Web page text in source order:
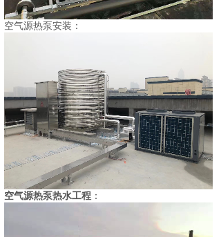
空气源热泵安装 ：
空气源热泵热水工程 ：